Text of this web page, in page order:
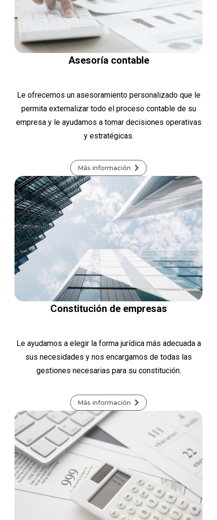
Asesoría contable
Le ofrecemos un asesoramiento personalizado que le
permita externalizar todo el proceso contable de su
empresa y le ayudamos a tomar decisiones operativas
y estratégicas.
Más información
Constitución de empresas
Le ayudamos a elegir la forma jurídica más adecuada a
sus necesidades y nos encargamos de todas las
gestiones necesarias para su constitución.
Más información